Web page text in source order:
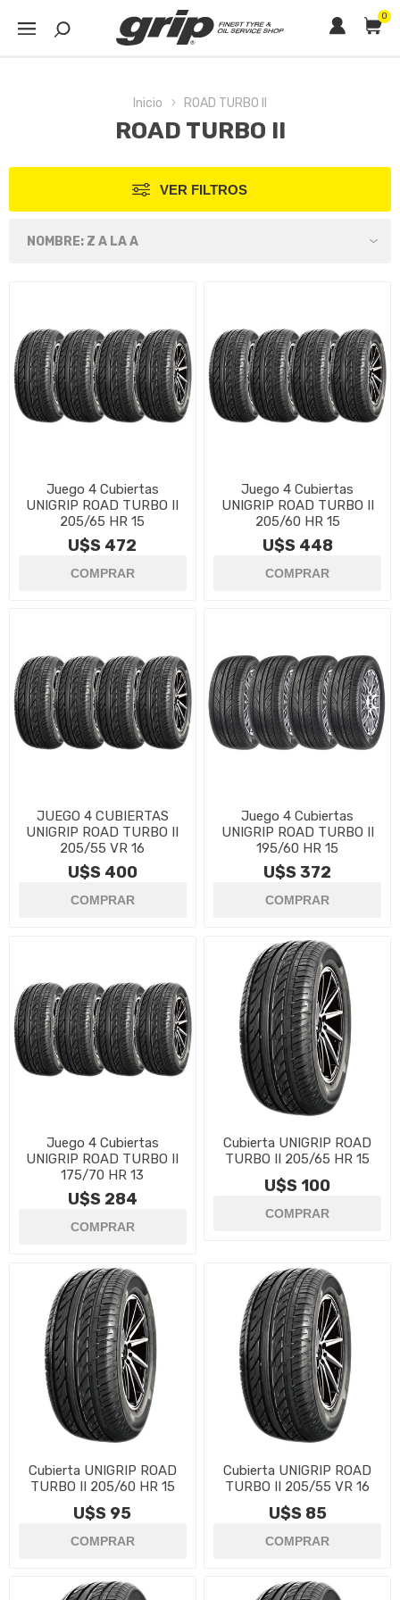
0
Inicio ROAD TURBO II
ROAD TURBO II
VER FILTROS
Juego 4 Cubiertas
UNIGRIP ROAD TURBO II
205/65 HR 15
U$S 472
Juego 4 Cubiertas
UNIGRIP ROAD TURBO II
205/60 HR 15
U$S 448
JUEGO 4 CUBIERTAS
UNIGRIP ROAD TURBO II
205/55 VR 16
U$S 400
Juego 4 Cubiertas
UNIGRIP ROAD TURBO II
195/60 HR 15
U$S 372
Juego 4 Cubiertas
UNIGRIP ROAD TURBO II
175/70 HR 13
U$S 284
Cubierta UNIGRIP ROAD
TURBO II 205/65 HR 15
U$S 100
Cubierta UNIGRIP ROAD
TURBO II 205/60 HR 15
U$S 95
Cubierta UNIGRIP ROAD
TURBO II 205/55 VR 16
U$S 85